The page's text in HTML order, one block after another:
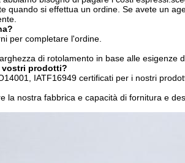
quando si effettua un ordine. Se avete un
per completare l'ordine.
di rotolamento in base alle esigenze
vostri prodotti?
IATF16949 certificati per i nostri
la nostra fabbrica e capacità di fornitura e